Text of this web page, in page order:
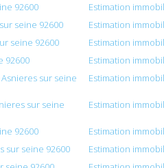
92600
Estimation
seine 92600
Estimation
seine 92600
Estimation
92600
Estimation
sur seine Estimation
sur seine Estimation
92600
Estimation
sur seine 92600
Estimation